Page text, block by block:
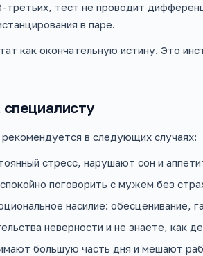
третьих, тест не проводит
в паре.
как окончательную истину. Это
специалисту
в следующих случаях:
стресс, нарушают сон и
поговорить с мужем без
насилие: обесценивание,
неверности и не знаете, как
большую часть дня и мешают